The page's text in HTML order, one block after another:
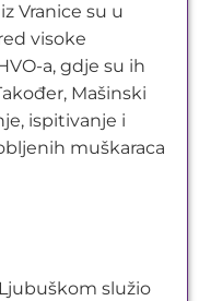
Vranice su u
visoke
a, gdje su ih
Mašinski
ispitivanje i
muškaraca
služio